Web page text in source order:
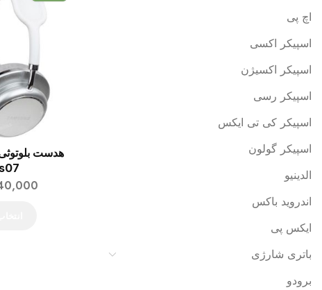
اچ پی
اسپیکر اکسی
اسپیکر اکسیژن
اسپیکر رسی
اسپیکر کی تی ایکس
اسپیکر گولون
الدینیو
اندروید باکس
ایکس پی
باتری شارژی
برودو
هدست